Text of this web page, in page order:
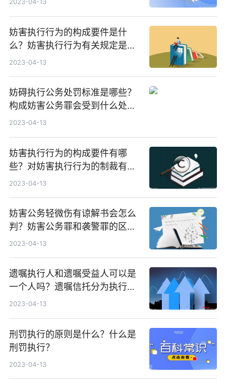
妨害执行行为的构成要件是什
么？妨害执行行为有关规定是什
么？
2023-04-13
妨碍执行公务处罚标准是哪些？
构成妨害公务罪会受到什么处
罚？
2023-04-13
妨害执行行为的构成要件有哪
些？对妨害执行行为的制裁有哪
些？
2023-04-13
妨害公务轻微伤有谅解书会怎么
判？妨害公务罪和袭警罪的区别
是什么？
2023-04-13
遗嘱执行人和遗嘱受益人可以是
一个人吗？遗嘱信托分为执行遗
嘱和管理遗产吗？
2023-04-13
刑罚执行的原则是什么？什么是
刑罚执行？
2023-04-13